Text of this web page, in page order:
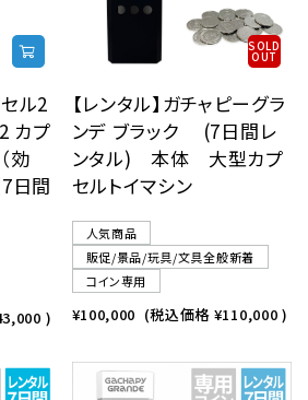
イ
るご質問
7659
ル2
カプ
効
7日間
)
SOLD
OUT
【レンタル】ガチャピーグラ
ンデ ブラック (7日間レ
ンタル) 本体 大型カプ
セルトイマシン
人気商品
販促/景品/玩具/文具全般新着
コイン専用
¥100,000 (税込価格 ¥110,000 )